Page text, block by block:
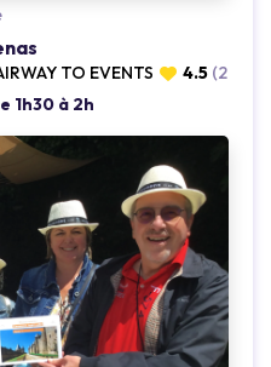
TO EVENTS 4.5 (2 avis)
1h30 à 2h